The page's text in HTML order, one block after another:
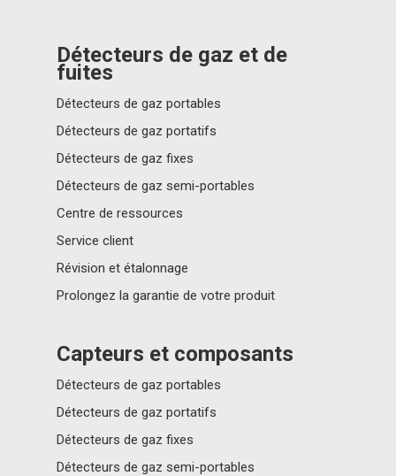
Détecteurs de gaz et de
fuites
Détecteurs de gaz portables
Détecteurs de gaz portatifs
Détecteurs de gaz fixes
Détecteurs de gaz semi-portables
Centre de ressources
Service client
Révision et étalonnage
Prolongez la garantie de votre produit
Capteurs et composants
Détecteurs de gaz portables
Détecteurs de gaz portatifs
Détecteurs de gaz fixes
Détecteurs de gaz semi-portables